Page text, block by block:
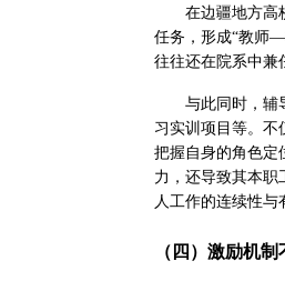
在边疆地方高
任务，形成“教师—
往往还在院系中兼
与此同时，辅
习实训项目等。不
把握自身的角色定
力，还导致其本职
人工作的连续性与
（四）激励机